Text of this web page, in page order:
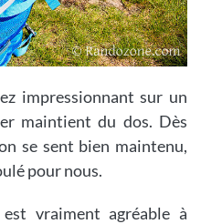
impressionnant sur un
maintient du dos. Dès
se sent bien maintenu,
pour nous.
vraiment agréable à